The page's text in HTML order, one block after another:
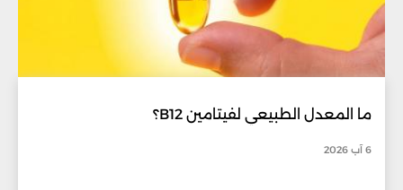
ما المعدل الطبيعي لفيتامين B12؟
6 آب 2026